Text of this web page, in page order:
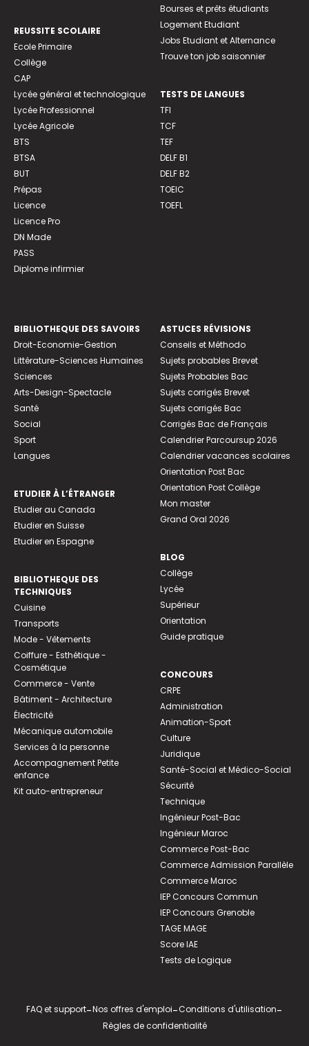
REUSSITE SCOLAIRE
Ecole Primaire
Collège
CAP
Lycée général et technologique
Lycée Professionnel
Lycée Agricole
BTS
BTSA
BUT
Prépas
Licence
Licence Pro
DN Made
PASS
Diplome infirmier
Bourses et prêts étudiants
Logement Etudiant
Jobs Etudiant et Alternance
Trouve ton job saisonnier
TESTS DE LANGUES
TFI
TCF
TEF
DELF B1
DELF B2
TOEIC
TOEFL
BIBLIOTHEQUE DES SAVOIRS
Droit-Economie-Gestion
Littérature-Sciences Humaines
Sciences
Arts-Design-Spectacle
Santé
Social
Sport
Langues
ETUDIER À L’ÉTRANGER
Etudier au Canada
Etudier en Suisse
Etudier en Espagne
BIBLIOTHEQUE DES
TECHNIQUES
Cuisine
Transports
Mode - Vêtements
Coiffure - Esthétique -
Cosmétique
Commerce - Vente
Bâtiment - Architecture
Électricité
Mécanique automobile
Services à la personne
Accompagnement Petite
enfance
Kit auto-entrepreneur
ASTUCES RÉVISIONS
Conseils et Méthodo
Sujets probables Brevet
Sujets Probables Bac
Sujets corrigés Brevet
Sujets corrigés Bac
Corrigés Bac de Français
Calendrier Parcoursup 2026
Calendrier vacances scolaires
Orientation Post Bac
Orientation Post Collège
Mon master
Grand Oral 2026
BLOG
Collège
Lycée
Supérieur
Orientation
Guide pratique
CONCOURS
CRPE
Administration
Animation-Sport
Culture
Juridique
Santé-Social et Médico-Social
Sécurité
Technique
Ingénieur Post-Bac
Ingénieur Maroc
Commerce Post-Bac
Commerce Admission Parallèle
Commerce Maroc
IEP Concours Commun
IEP Concours Grenoble
TAGE MAGE
Score IAE
Tests de Logique
FAQ et support-Nos offres d'emploi-Conditions d'utilisation-
Règles de confidentialité